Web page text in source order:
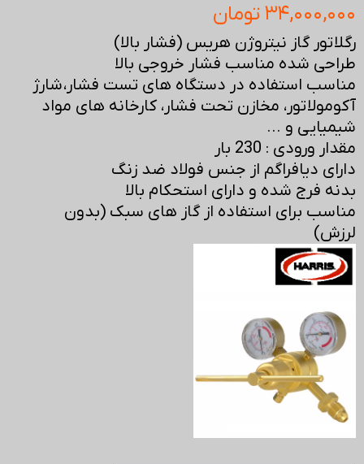
۳۴,۰۰۰,۰۰۰ تومان
رگلاتور گاز نیتروژن هریس (فشار بالا)
طراحی شده مناسب فشار خروجی بالا
مناسب استفاده در دستگاه های تست فشار، شارژ
آکومولاتور، مخازن تحت فشار، کارخانه های مواد
شیمیایی و ...
مقدار ورودی : 230 بار
دارای دیافراگم از جنس فولاد ضد زنگ
بدنه فرج شده و دارای استحکام بالا
مناسب برای استفاده از گاز های سبک (بدون
لرزش)